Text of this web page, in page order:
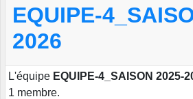
EQUIPE-
2026
L'équipe EQUIPE-4_SAISON 2025-
1 membre.